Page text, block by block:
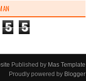
5 5
Published by Mas Template
Proudly powered by Blogger